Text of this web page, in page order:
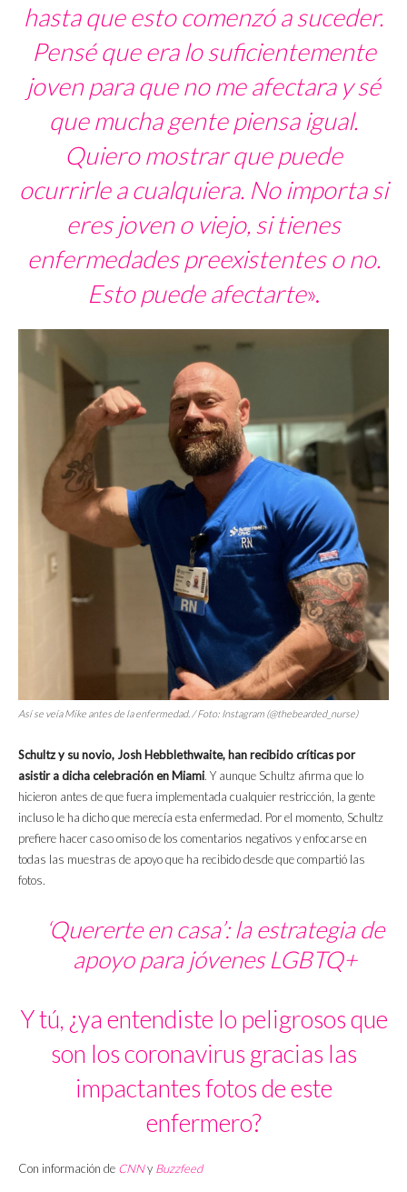
hasta que esto comenzó a suceder.
Pensé que era lo suficientemente
joven para que no me afectara y sé
que mucha gente piensa igual.
Quiero mostrar que puede
ocurrirle a cualquiera. No importa si
eres joven o viejo, si tienes
enfermedades preexistentes o no.
Esto puede afectarte».
Así se veía Mike antes de la enfermedad. / Foto: Instagram (@thebearded_nurse)
Schultz y su novio, Josh Hebblethwaite, han recibido críticas por
asistir a dicha celebración en Miami. Y aunque Schultz afirma que lo
hicieron antes de que fuera implementada cualquier restricción, la gente
incluso le ha dicho que merecía esta enfermedad. Por el momento, Schultz
prefiere hacer caso omiso de los comentarios negativos y enfocarse en
todas las muestras de apoyo que ha recibido desde que compartió las
fotos.
‘Quererte en casa’: la estrategia de
apoyo para jóvenes LGBTQ+
Y tú, ¿ya entendiste lo peligrosos que
son los coronavirus gracias las
impactantes fotos de este
enfermero?
Con información de CNNy Buzzfeed